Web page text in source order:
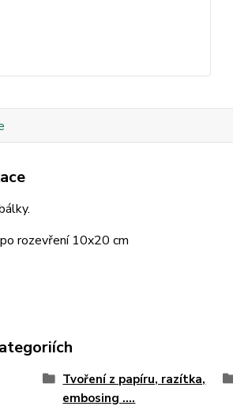
rozevření 10x20 cm
Tvoření z papíru, razítka,
embosing ....